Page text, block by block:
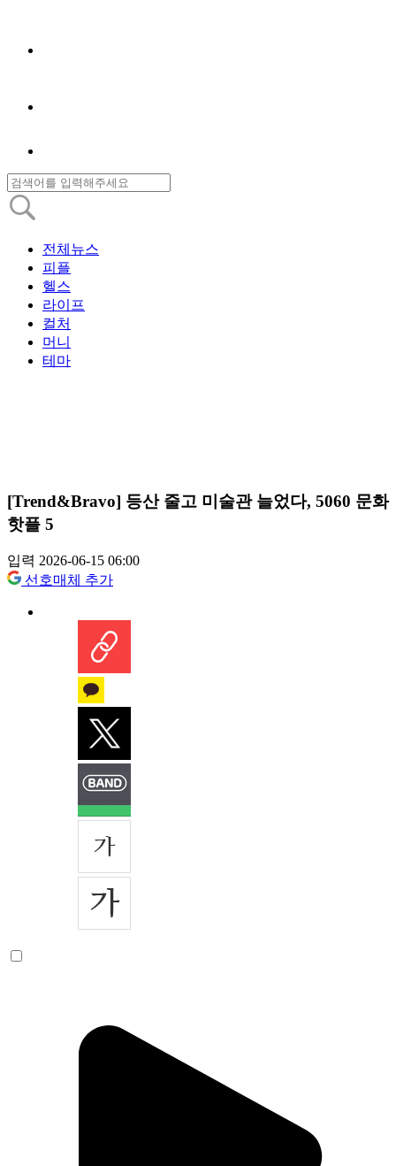
전체뉴스
피플
헬스
라이프
컬처
머니
테마
[Trend&Bravo] 등산 줄고 미술관 늘었다, 5060 문화
핫플 5
입력 2026-06-15 06:00
선호매체 추가